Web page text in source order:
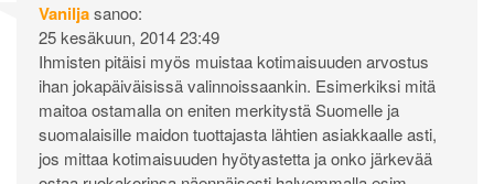
Vaniljasanoo:
25 kesäkuun, 2014 23:49
Ihmisten pitäisi myös muistaa kotimaisuuden arvostus
ihan jokapäiväisissä valinnoissaankin. Esimerkiksi mitä
maitoa ostamalla on eniten merkitystä Suomelle ja
suomalaisille maidon tuottajasta lähtien asiakkaalle asti,
jos mittaa kotimaisuuden hyötyastetta ja onko järkevää